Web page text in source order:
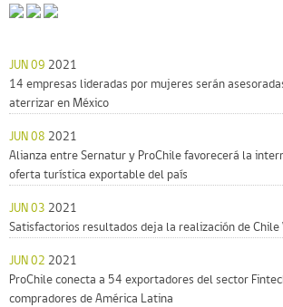
JUN 09 2021
14 empresas lideradas por mujeres serán
aterrizar en México
JUN 08 2021
Alianza entre Sernatur y ProChile favorecerá la
oferta turística exportable del país
JUN 03 2021
Satisfactorios resultados deja la realización de Chile
JUN 02 2021
ProChile conecta a 54 exportadores del sector
compradores de América Latina